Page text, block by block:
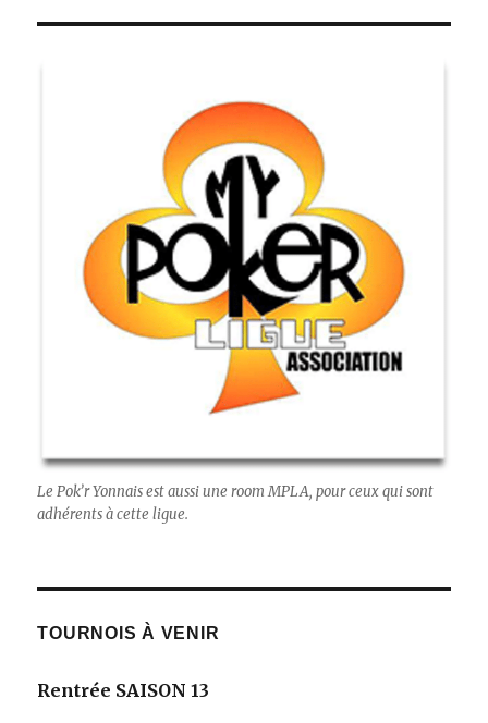
Le Pok’r Yonnais est aussi une room MPLA, pour ceux qui sont
adhérents à cette ligue.
TOURNOIS À VENIR
Rentrée SAISON 13